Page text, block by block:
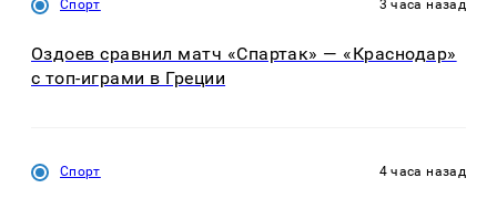
Спорт 3 часа назад
Оздоев сравнил матч «Спартак» — «Краснодар»
с топ-играми в Греции
Спорт 4 часа назад